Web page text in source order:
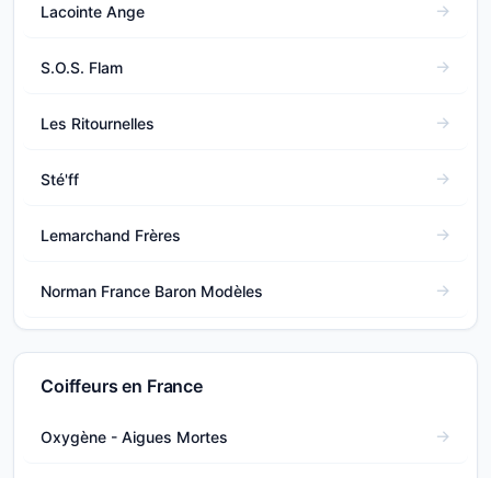
Lacointe Ange
S.O.S. Flam
Les Ritournelles
Sté'ff
Lemarchand Frères
Norman France Baron Modèles
Coiffeurs en France
Oxygène - Aigues Mortes